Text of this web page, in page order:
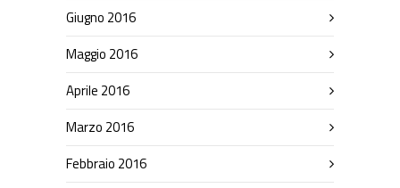
Giugno 2016
Maggio 2016
Aprile 2016
Marzo 2016
Febbraio 2016